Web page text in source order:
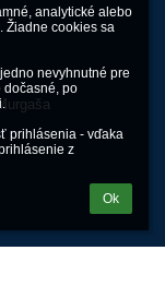
analytické alebo
Žiadne cookies sa
nevyhnutné pre
dočasné, po
prihlásenia - vďaka
z
Ok